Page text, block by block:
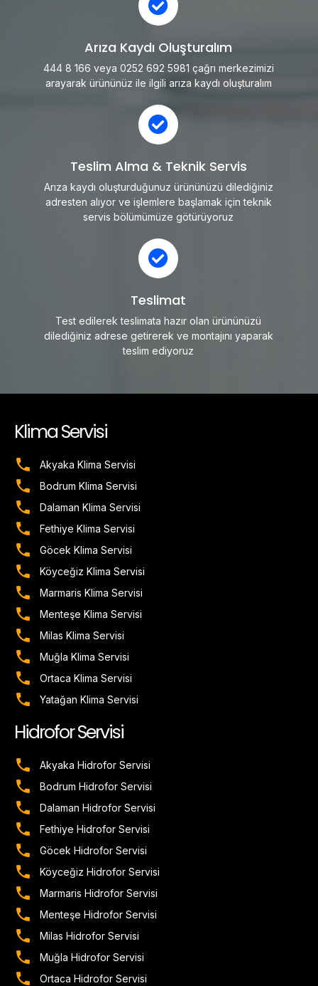
Arıza Kaydı Oluşturalım
444 8 166 veya 0252 692 5981 çağrı merkezimizi
arayarak ürününüz ile ilgili arıza kaydı oluşturalım
Teslim Alma & Teknik Servis
Arıza kaydı oluşturduğunuz ürününüzü dilediğiniz
adresten alıyor ve işlemlere başlamak için teknik
servis bölümümüze götürüyoruz
Teslimat
Test edilerek teslimata hazır olan ürününüzü
dilediğiniz adrese getirerek ve montajını yaparak
teslim ediyoruz
Klima Servisi
Akyaka Klima Servisi
Bodrum Klima Servisi
Dalaman Klima Servisi
Fethiye Klima Servisi
Göcek Klima Servisi
Köyceğiz Klima Servisi
Marmaris Klima Servisi
Menteşe Klima Servisi
Milas Klima Servisi
Muğla Klima Servisi
Ortaca Klima Servisi
Yatağan Klima Servisi
Hidrofor Servisi
Akyaka Hidrofor Servisi
Bodrum Hidrofor Servisi
Dalaman Hidrofor Servisi
Fethiye Hidrofor Servisi
Göcek Hidrofor Servisi
Köyceğiz Hidrofor Servisi
Marmaris Hidrofor Servisi
Menteşe Hidrofor Servisi
Milas Hidrofor Servisi
Muğla Hidrofor Servisi
Ortaca Hidrofor Servisi